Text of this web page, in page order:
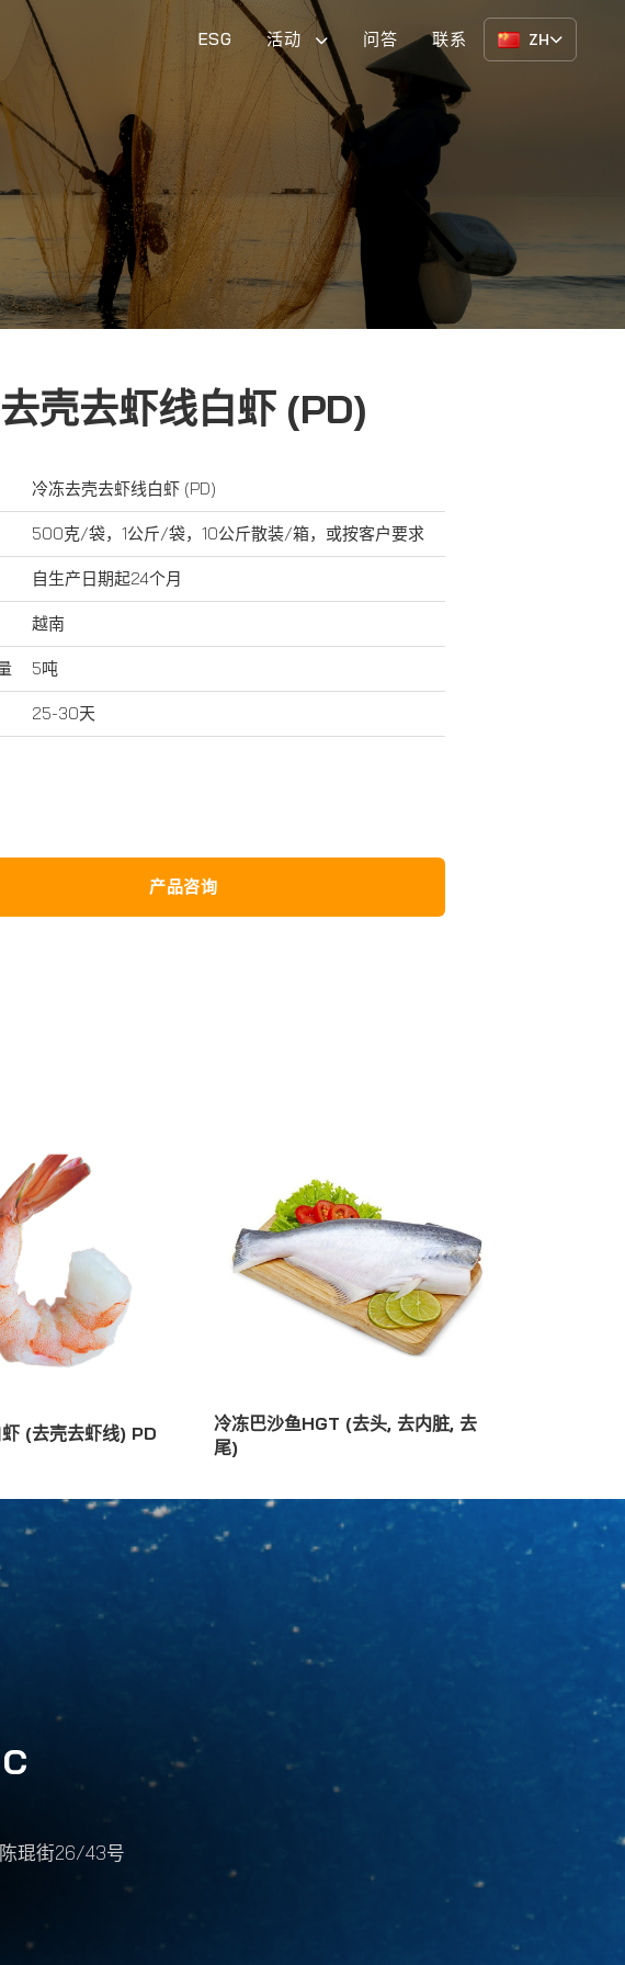
ESG 活动 问答 联系 ZH
壳去虾线白虾 (PD)
冷冻去壳去虾线白虾 (PD)
500克/袋，1公斤/袋，10公斤散装/箱，或按客户要求
自生产日期起24个月
越南
5吨
25-30天
产品咨询
(去壳去虾线) PD
冷冻巴沙鱼HGT (去头, 去内脏, 去
尾)
琨街26/43号